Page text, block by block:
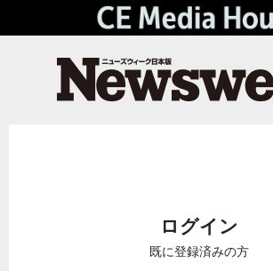
ログイン
既に登録済みの方